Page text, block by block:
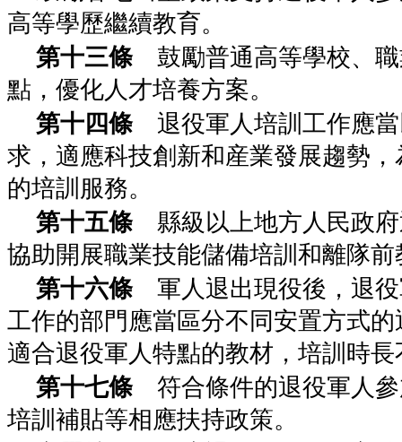
高等學歷繼續教育。
第十三條
鼓勵普通高等學校、
點，優化人才培養方案。
第十四條
退役軍人培訓工作應
求，適應科技創新和産業發展趨勢
的培訓服務。
第十五條
縣級以上地方人民政
協助開展職業技能儲備培訓和離隊前
第十六條
軍人退出現役後，退
工作的部門應當區分不同安置方式
適合退役軍人特點的教材，培訓時
第十七條
符合條件的退役軍人
培訓補貼等相應扶持政策。